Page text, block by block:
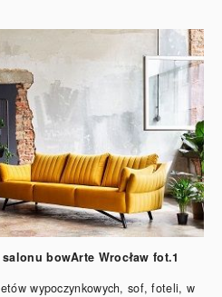
bowArte Wrocław fot.1
wypoczynkowych, sof, foteli, w